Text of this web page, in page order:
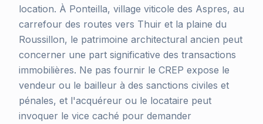
location. À Ponteilla, village viticole des Aspres, au
carrefour des routes vers Thuir et la plaine du
Roussillon, le patrimoine architectural ancien peut
concerner une part significative des transactions
immobilières. Ne pas fournir le CREP expose le
vendeur ou le bailleur à des sanctions civiles et
pénales, et l'acquéreur ou le locataire peut
invoquer le vice caché pour demander